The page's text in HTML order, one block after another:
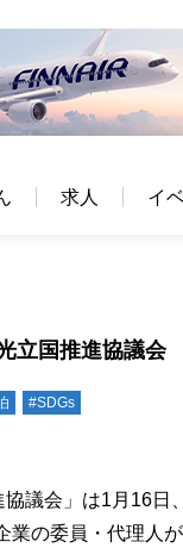
求人 イ
立国推進協議会
#SDGs
議会」は1月16日
の委員・代理人